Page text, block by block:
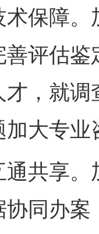
障。
评估
，就
大专
享。
同办